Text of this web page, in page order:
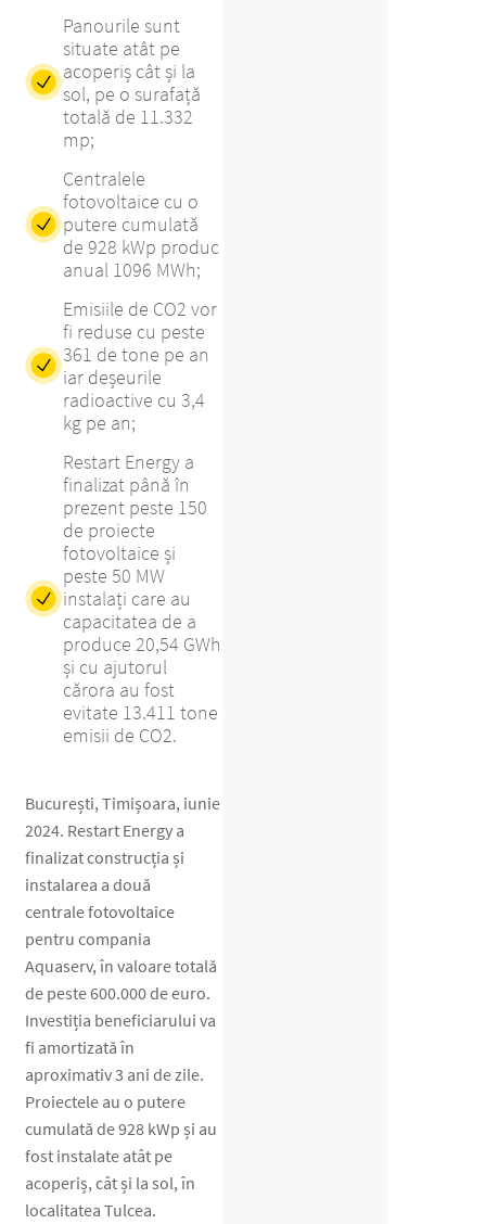
Panourile sunt
situate atât pe
acoperiș cât și la
sol, pe o surafață
totală de 11.332
mp;
Centralele
fotovoltaice cu o
putere cumulată
de 928 kWp produc
anual 1096 MWh;
Emisiile de CO2 vor
fi reduse cu peste
361 de tone pe an
iar deșeurile
radioactive cu 3,4
kg pe an;
Restart Energy a
finalizat până în
prezent peste 150
de proiecte
fotovoltaice și
peste 50 MW
instalați care au
capacitatea de a
produce 20,54 GWh
și cu ajutorul
cărora au fost
evitate 13.411 tone
emisii de CO2.
București, Timișoara, iunie
2024. Restart Energy a
finalizat construcția și
instalarea a două
centrale fotovoltaice
pentru compania
Aquaserv, în valoare totală
de peste 600.000 de euro.
Investiția beneficiarului va
fi amortizată în
aproximativ 3 ani de zile.
Proiectele au o putere
cumulată de 928 kWp și au
fost instalate atât pe
acoperiș, cât și la sol, în
localitatea Tulcea.